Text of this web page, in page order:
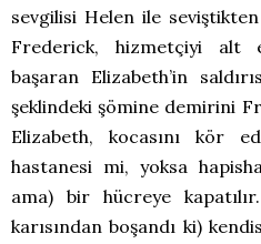
sevgilisi Helen ile
Frederick, hizmetçiyi alt
başaran Elizabeth’in
şeklindeki şömine demirini
Elizabeth, kocasını kör
hastanesi mi, yoksa
ama) bir hücreye
karısından boşandı ki)